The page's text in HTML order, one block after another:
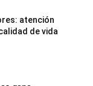
atención
de vida